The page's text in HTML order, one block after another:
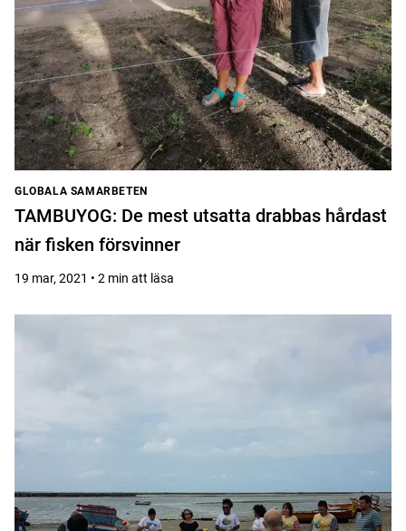
GLOBALA SAMARBETEN
TAMBUYOG: De mest utsatta drabbas hårdast
när fisken försvinner
19 mar, 2021 • 2 min att läsa